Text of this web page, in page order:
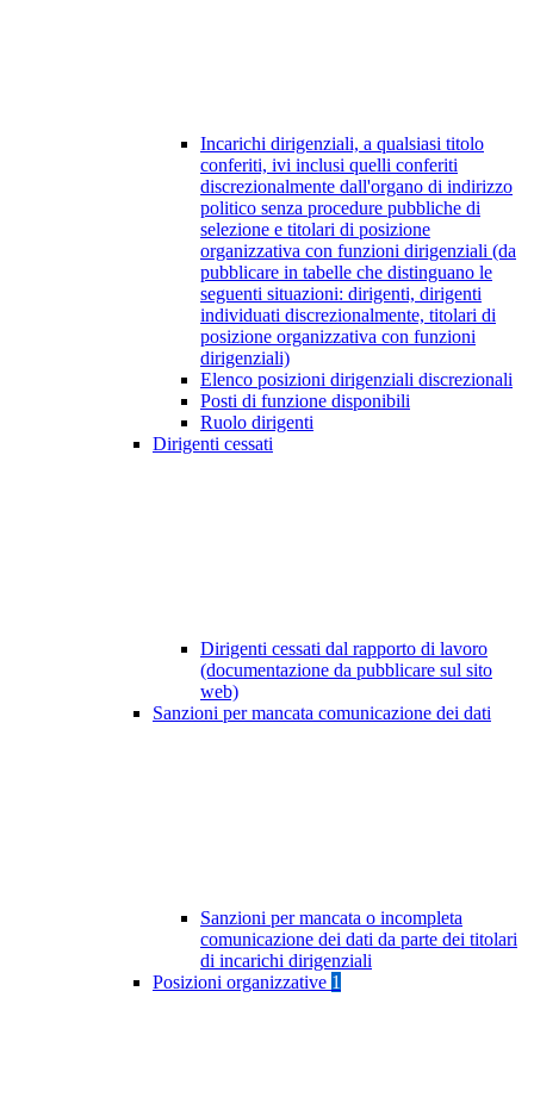
Incarichi dirigenziali, a qualsiasi titolo
conferiti, ivi inclusi quelli conferiti
discrezionalmente dall'organo di indirizzo
politico senza procedure pubbliche di
selezione e titolari di posizione
organizzativa con funzioni dirigenziali (da
pubblicare in tabelle che distinguano le
seguenti situazioni: dirigenti, dirigenti
individuati discrezionalmente, titolari di
posizione organizzativa con funzioni
dirigenziali)
Elenco posizioni dirigenziali discrezionali
Posti di funzione disponibili
Ruolo dirigenti
Dirigenti cessati
Dirigenti cessati dal rapporto di lavoro
(documentazione da pubblicare sul sito
web)
Sanzioni per mancata comunicazione dei dati
Sanzioni per mancata o incompleta
comunicazione dei dati da parte dei titolari
di incarichi dirigenziali
Posizioni organizzative 1